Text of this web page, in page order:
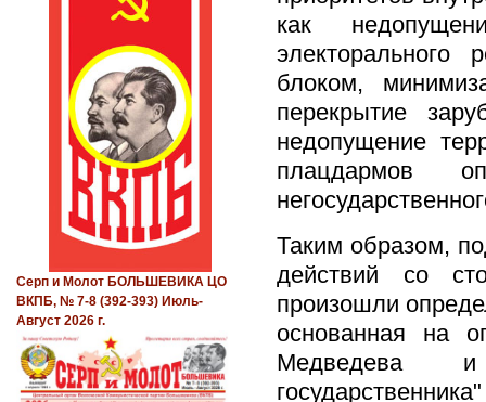
как
электорального
блоком,
перекрытие
недопущение
плацдармов
Таким образом,
действий со
произошли
основанная на
Медведева и
Серп и Молот БОЛЬШЕВИКА ЦО
ВКПБ, № 7-8 (392-393) Июль-
Август 2026 г.